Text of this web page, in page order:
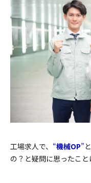
工場求人で、 “機械OP”
の？と疑問に思ったこ